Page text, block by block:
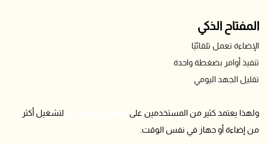
المفتاح الذكي
الإضاءة تعمل تلقائيًا
تنفيذ أوامر بضغطة واحدة
تقليل الجهد اليومي
ولهذا يعتمد كثير من المستخدمين على
لتشغيل أكثر
من إضاءة أو جهاز في نفس الوقت.